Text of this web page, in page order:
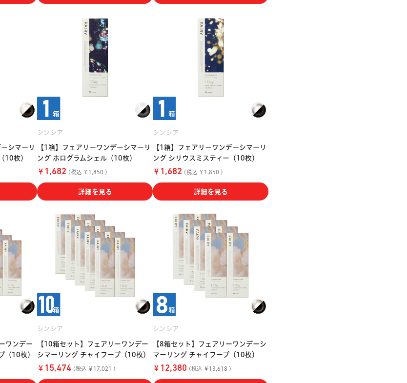
シマーリ
10枚）
シンシア
【1箱】フェアリーワンデーシマーリ
ング ホログラムシェル（10枚）
￥ 1,682 (税込 ￥1,850 )
詳細を見る
シンシア
【1箱】フェアリーワンデーシマーリ
ング シリウスミスティー（10枚）
￥ 1,682 (税込 ￥1,850 )
詳細を見る
ワンデー
（10枚）
シンシア
【10箱セット】フェアリーワンデー
シマーリング チャイフープ（10枚）
￥ 15,474 (税込 ￥17,021 )
シンシア
【8箱セット】フェアリーワンデーシ
マーリング チャイフープ（10枚）
￥ 12,380 (税込 ￥13,618 )